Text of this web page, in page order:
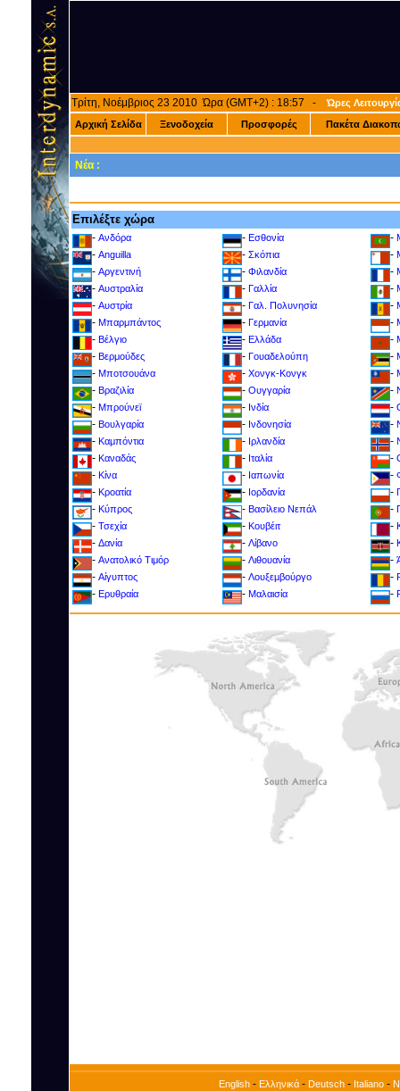
Τρίτη, Νοέμβριος 23 2010 Ώρα (GMT+2) : 18:57 -Ώρες
Αρχική Σελίδα
Ξενοδοχεία Προσφορές Πακέτα
Νέα :
Επιλέξτε χώρα
- Ανδόρα
- Anguilla
- Αργεντινή
- Αυστραλία
- Αυστρία
- Μπαρμπάντος
- Βέλγιο
- Βερμούδες
- Μποτσουάνα
- Βραζιλία
- Μπρούνεϊ
- Βουλγαρία
- Καμπόντια
- Καναδάς
- Κίνα
- Κροατία
- Kύπρος
- Τσεχία
- Δανία
- Ανατολικό Τιμόρ
- Αίγυπτος
- Ερυθραία
- Εσθονία
- Σκόπια
- Φιλανδία
- Γαλλία
- Γαλ. Πολυνησία
- Γερμανία
- Ελλάδα
- Γουαδελούπη
- Χονγκ-Κονγκ
- Ουγγαρία
- Ινδία
- Ινδονησία
- Ιρλανδία
- Ιταλία
- Ιαπωνία
- Ιορδανία
- Βασίλειο Νεπάλ
- Κουβέιτ
- Λίβανο
- Λιθουανία
- Λουξεμβούργο
- Μαλαισία
-
-
-
-
-
-
-
-
-
-
-
-
-
-
-
-
-
-
-
-
-
-
English - Ελληνικά - Deutsch - Italiano -